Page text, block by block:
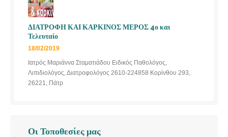
ΔΙΑΤΡΟΦΗ ΚΑΙ ΚΑΡΚΙΝΟΣ ΜΕΡΟΣ 4ο και
Τελευταίο
18/02/2019
Ιατρός Μαριάννα Σταματιάδου Ειδικός Παθολόγος,
Λιπιδιολόγος, Διατροφολόγος 2610-224858 Κορίνθου 293,
26221, Πάτρ
Οι Τοποθεσίες μας